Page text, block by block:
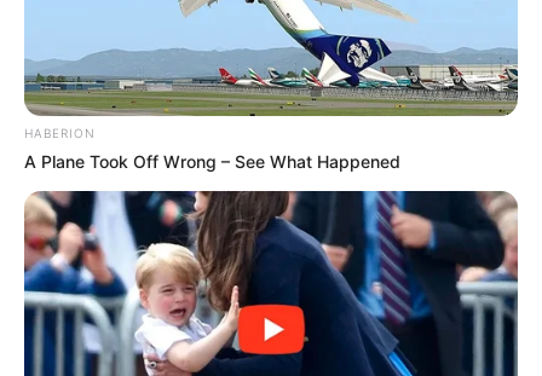
você não deixe o Dia das Mães passar em branco:
HABERION
A Plane Took Off Wrong – See What Happened